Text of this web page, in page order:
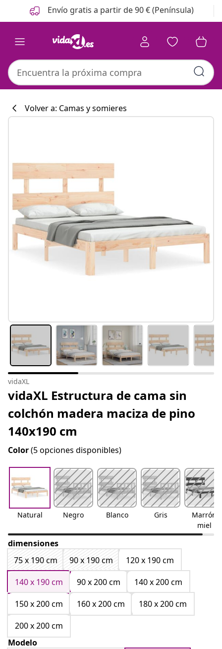
Anterior
Siguiente Envío gratis a partir de 90 € (Península)
#sharemevidaxl
Volver a: Camas y somieres
vidaXL
vidaXL Estructura de cama sin
colchón madera maciza de pino
140x190 cm
Color(5 opciones disponibles)
Natural Negro Blanco Gris
Marrón
miel
dimensiones
75 x 190 cm
90 x 190 cm
120 x 190 cm
140 x 190 cm
90 x 200 cm
140 x 200 cm
150 x 200 cm
160 x 200 cm
180 x 200 cm
200 x 200 cm
Modelo